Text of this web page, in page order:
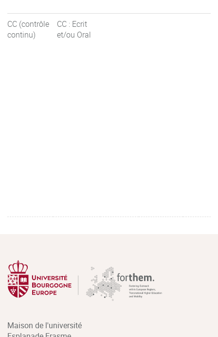
CC (contrôle
continu)
CC : Ecrit
et/ou Oral
Maison de l'université